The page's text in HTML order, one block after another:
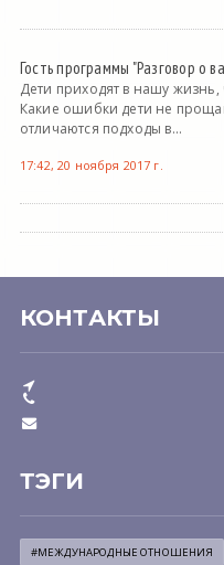
Гость программы "Разговор о
Дети приходят в нашу
Какие ошибки дети не
отличаются подходы в...
17:42, 20 ноября 2017 г.
КОНТАКТЫ
ТЭГИ
#МЕЖДУНАРОДНЫЕ ОТНОШЕНИЯ